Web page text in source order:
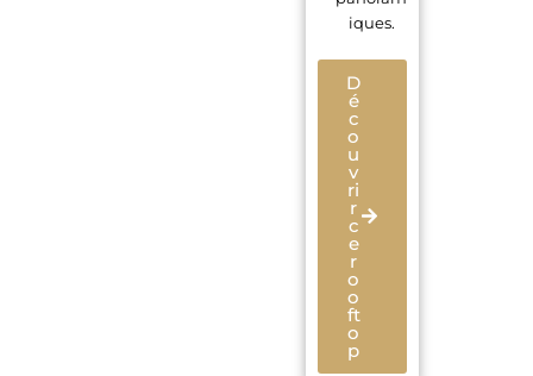
iques.
D
é
c
o
u
v
ri
r
c
e
r
o
o
ft
o
p